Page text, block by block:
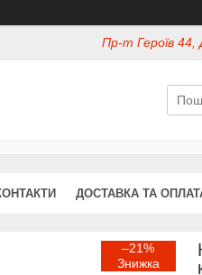
Пр-т Героїв 44,
ДОСТАВКА ТА
–21%